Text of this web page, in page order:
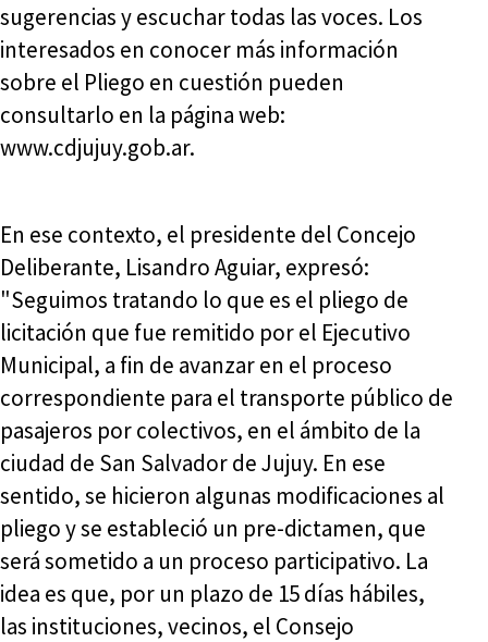
sugerencias y escuchar todas las voces. Los
interesados en conocer más información
sobre el Pliego en cuestión pueden
consultarlo en la página web:
www.cdjujuy.gob.ar.
En ese contexto, el presidente del Concejo
Deliberante, Lisandro Aguiar, expresó:
"Seguimos tratando lo que es el pliego de
licitación que fue remitido por el Ejecutivo
Municipal, a fin de avanzar en el proceso
correspondiente para el transporte público de
pasajeros por colectivos, en el ámbito de la
ciudad de San Salvador de Jujuy. En ese
sentido, se hicieron algunas modificaciones al
pliego y se estableció un pre-dictamen, que
será sometido a un proceso participativo. La
idea es que, por un plazo de 15 días hábiles,
las instituciones, vecinos, el Consejo